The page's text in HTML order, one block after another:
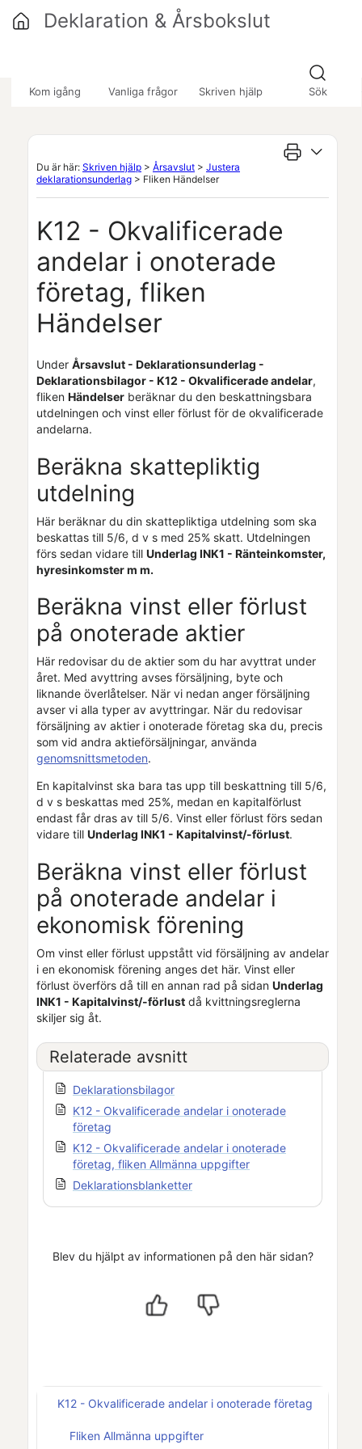
Hoppa över till huvudinnehåll
Kom igång Vanliga frågor Skriven hjälp Sök
Deklaration & Årsbokslut
Du är här: Skriven hjälp > Årsavslut > Justera
deklarationsunderlag > Fliken Händelser
K12 - Okvalificerade
andelar i onoterade
företag, fliken
Händelser
Under Årsavslut - Deklarationsunderlag -
Deklarationsbilagor - K12 - Okvalificerade andelar,
fliken Händelser beräknar du den beskattningsbara
utdelningen och vinst eller förlust för de okvalificerade
andelarna.
Beräkna skattepliktig
utdelning
Här beräknar du din skattepliktiga utdelning som ska
beskattas till 5/6, d v s med 25% skatt. Utdelningen
förs sedan vidare till Underlag INK1 - Ränteinkomster,
hyresinkomster m m.
Beräkna vinst eller förlust
på onoterade aktier
Här redovisar du de aktier som du har avyttrat under
året. Med avyttring avses försäljning, byte och
liknande överlåtelser. När vi nedan anger försäljning
avser vi alla typer av avyttringar. När du redovisar
försäljning av aktier i onoterade företag ska du, precis
som vid andra aktieförsäljningar, använda
genomsnittsmetoden.
En kapitalvinst ska bara tas upp till beskattning till 5/6,
d v s beskattas med 25%, medan en kapitalförlust
endast får dras av till 5/6. Vinst eller förlust förs sedan
vidare till Underlag INK1 - Kapitalvinst/-förlust.
Beräkna vinst eller förlust
på onoterade andelar i
ekonomisk förening
Om vinst eller förlust uppstått vid försäljning av andelar
i en ekonomisk förening anges det här. Vinst eller
förlust överförs då till en annan rad på sidan Underlag
INK1 - Kapitalvinst/-förlust då kvittningsreglerna
skiljer sig åt.
Relaterade avsnitt
Deklarationsbilagor
K12 - Okvalificerade andelar i onoterade
företag
K12 - Okvalificerade andelar i onoterade
företag, fliken Allmänna uppgifter
Deklarationsblanketter
Blev du hjälpt av informationen på den här sidan?
K12 - Okvalificerade andelar i onoterade företag
Fliken Allmänna uppgifter